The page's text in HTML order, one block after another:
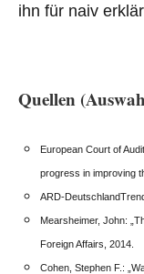
ihn für naiv
Quellen
European Court of
progress in improving
ARD-
Mearsheimer, John:
Foreign Affairs, 2014.
Cohen, Stephen F.: